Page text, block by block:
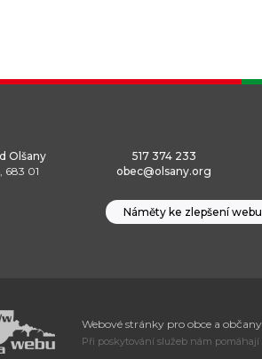
Olšany
683 01
517 374 233
obec@olsany.org
Náměty ke zlepšení webu
Webové stránky pro obce a
Při poskytování služeb nám